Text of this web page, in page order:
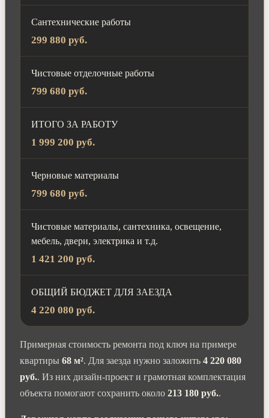
Сантехнические работы
299 880 руб.
Чистовые отделочные работы
799 680 руб.
ИТОГО ЗА РАБОТУ
1 999 200 руб.
Черновые материалы
799 680 руб.
Чистовые материалы, сантехника, освещение,
мебель, двери, электрика и т.д.
1 421 200 руб.
ОБЩИЙ БЮДЖЕТ ДЛЯ ЗАЕЗДА
4 220 080 руб.
Примерная стоимость ремонта под ключ на примере
квартиры 68 м². Для заезда нужно заложить 4 220 080
руб.. Из них дизайн-проект и грамотная комплектация
объекта помогают сохранить около 213 180 руб..